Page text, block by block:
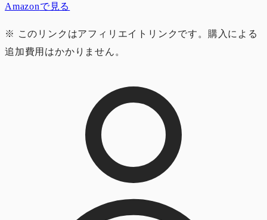
Amazonで見る
※ このリンクはアフィリエイトリンクです。購入による
追加費用はかかりません。